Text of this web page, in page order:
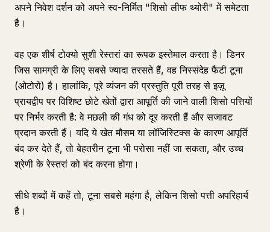
अपने निवेश दर्शन को अपने स्व-निर्मित "शिसो लीफ थ्योरी" में समेटता
है।
वह एक शीर्ष टोक्यो सुशी रेस्तरां का रूपक इस्तेमाल करता है। डिनर
जिस सामग्री के लिए सबसे ज्यादा तरसते हैं, वह निस्संदेह फैटी टूना
(ओटोरो) है। हालांकि, पूरे व्यंजन की प्रस्तुति पूरी तरह से इज़ू
प्रायद्वीप पर विशिष्ट छोटे खेतों द्वारा आपूर्ति की जाने वाली शिसो पत्तियों
पर निर्भर करती है: वे मछली की गंध को दूर करती हैं और सजावट
प्रदान करती हैं। यदि ये खेत मौसम या लॉजिस्टिक्स के कारण आपूर्ति
बंद कर देते हैं, तो बेहतरीन टूना भी परोसा नहीं जा सकता, और उच्च
श्रेणी के रेस्तरां को बंद करना होगा।
सीधे शब्दों में कहें तो, टूना सबसे महंगा है, लेकिन शिसो पत्ती अपरिहार्य
है।